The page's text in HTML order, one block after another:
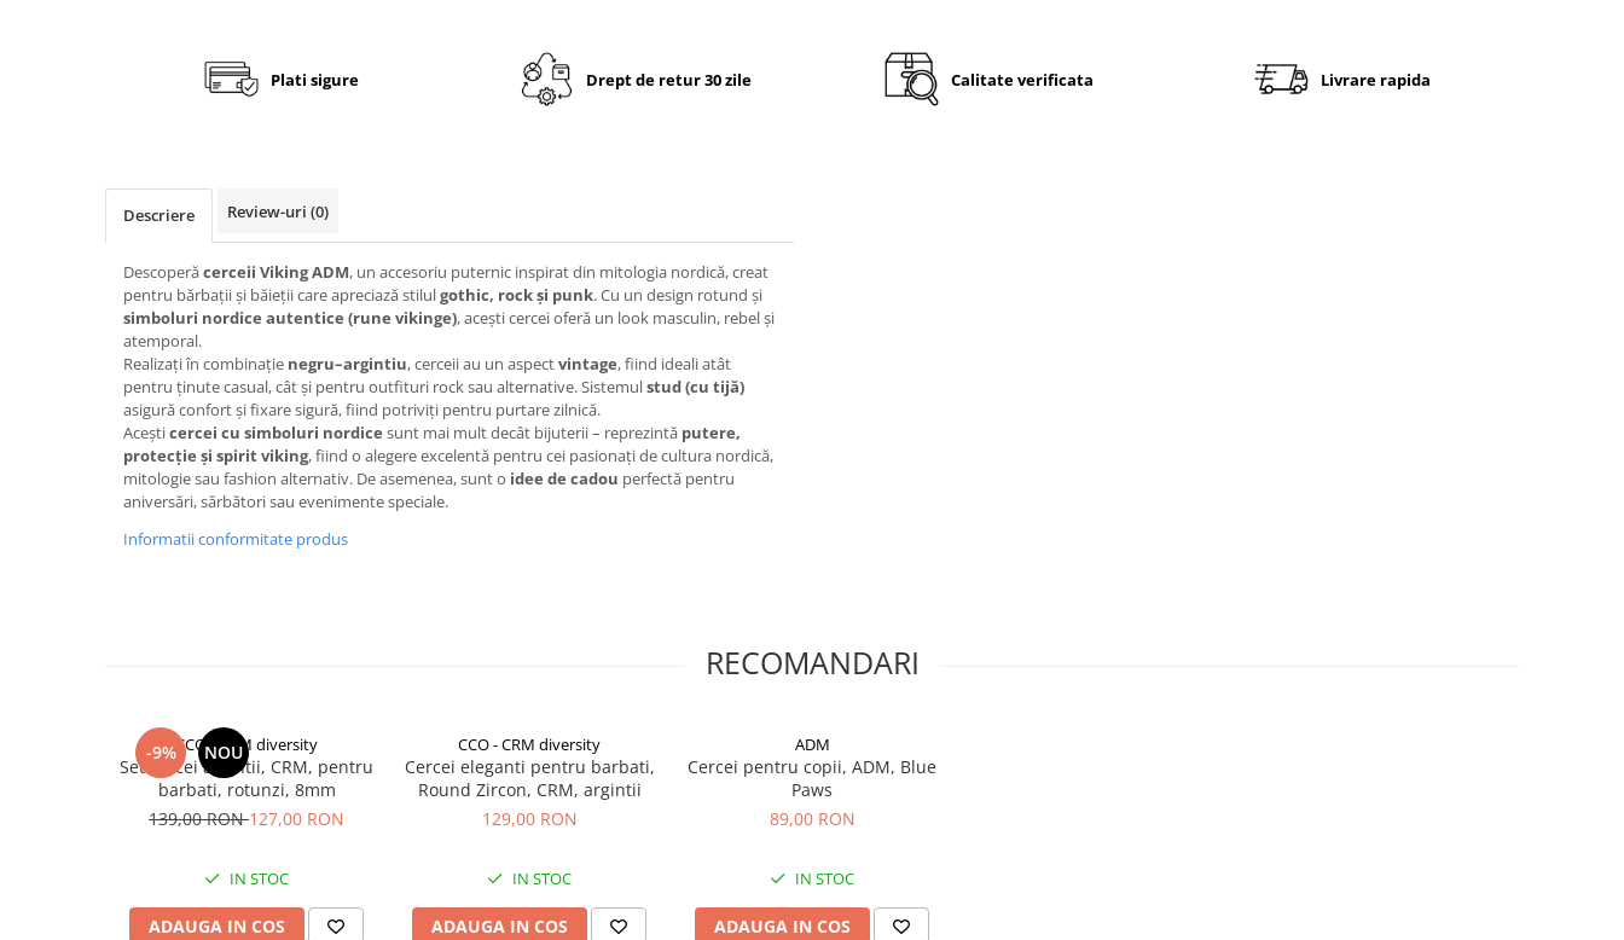
TV, Audio-Video & Foto
PC, Periferice & Accesorii IT
Componente PC & Software
Baterii externe
Boxe portabile, cu bluetooth
Cabluri de incarcare
Casti & Audio portabile
Stick-uri memorie USB
Accesorii auto interioare &
Casa, Gradina & Bricolaj
Articole pentru Bucatarie & Servire
Plati sigure Drept de retur 30 zile Calitate verificata Livrare rapida
Descriere Review-uri (0)
Descoperăcerceii Viking ADM, un accesoriu puternic inspirat din mitologia nordică, creat
pentru bărbații și băieții care apreciază stilulgothic, rock și punk. Cu un design rotund și
simboluri nordice autentice (rune vikinge), acești cercei oferă un look masculin, rebel și
atemporal.
Realizați în combinație negru–argintiu, cerceii au un aspectvintage, fiind ideali atât
pentru ținute casual, cât și pentru outfituri rock sau alternative. Sistemulstud (cu tijă)
asigură confort și fixare sigură, fiind potriviți pentru purtare zilnică.
Aceșticercei cu simboluri nordice sunt mai mult decât bijuterii – reprezintă putere,
protecție și spirit viking, fiind o alegere excelentă pentru cei pasionați de cultura nordică,
mitologie sau fashion alternativ. De asemenea, sunt o idee de cadou perfectă pentru
aniversări, sărbători sau evenimente speciale.
Informatii conformitate produs
RECOMANDARI
-9% NOU
CCO - CRM diversity
Set cercei argintii, CRM, pentru
barbati, rotunzi, 8mm
139,00 RON127,00 RON
IN STOC
ADAUGA IN COS
CCO - CRM diversity
Cercei eleganti pentru barbati,
Round Zircon, CRM, argintii
129,00 RON
IN STOC
ADAUGA IN COS
ADM
Cercei pentru copii, ADM, Blue
Paws
89,00 RON
IN STOC
ADAUGA IN COS